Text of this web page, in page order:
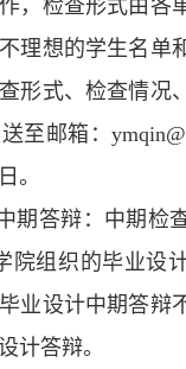
，检查形式由各
理想的学生名单
形式、检查情况
至邮箱：
。
期答辩：中期检
院组织的毕业设
业设计中期答辩
计答辩。